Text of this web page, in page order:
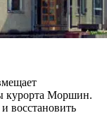
курорта Моршин.
восстановить